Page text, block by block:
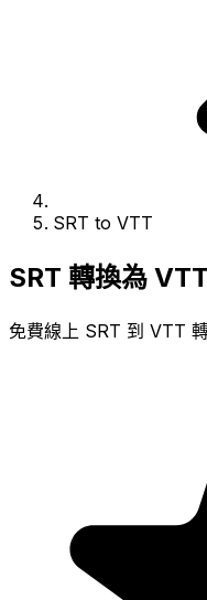
SRT to VTT
SRT 轉換為
免費線上 SRT 到 VTT